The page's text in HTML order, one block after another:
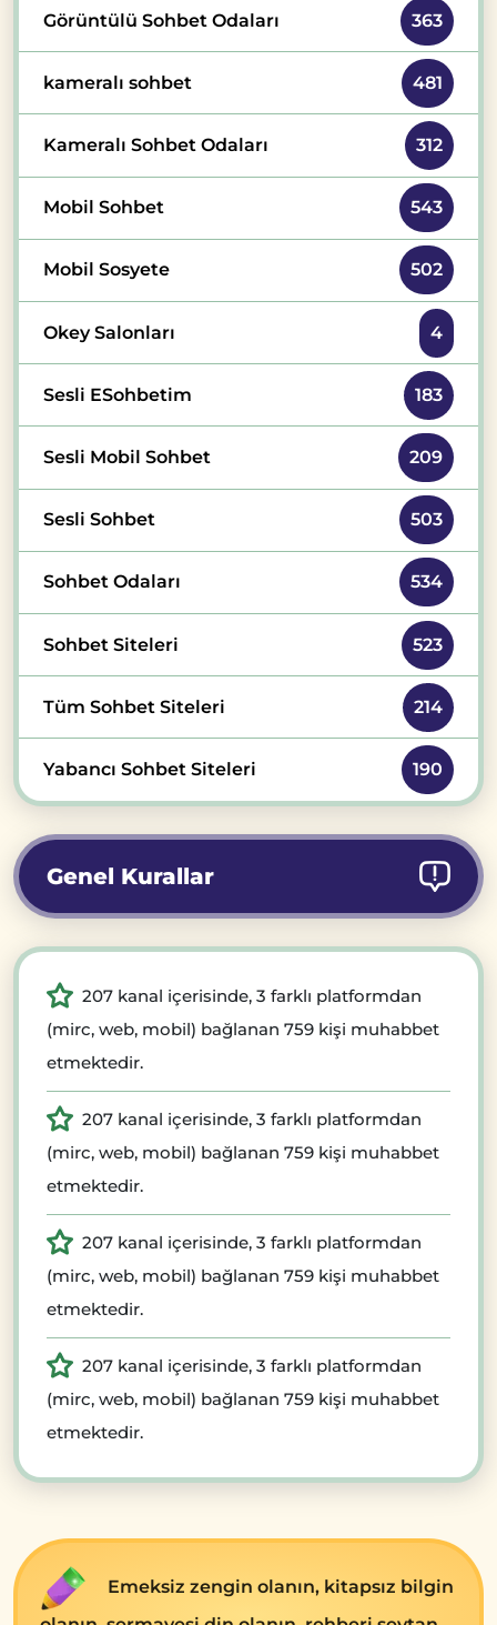
Görüntülü Sohbet Odaları 363
kameralı sohbet 481
Kameralı Sohbet Odaları 312
Mobil Sohbet 543
Mobil Sosyete 502
Okey Salonları 4
Sesli ESohbetim 183
Sesli Mobil Sohbet 209
Sesli Sohbet 503
Sohbet Odaları 534
Sohbet Siteleri 523
Tüm Sohbet Siteleri 214
Yabancı Sohbet Siteleri 190
Genel Kurallar
207 kanal içerisinde, 3 farklı platformdan
(mirc, web, mobil) bağlanan 759 kişi muhabbet
etmektedir.
207 kanal içerisinde, 3 farklı platformdan
(mirc, web, mobil) bağlanan 759 kişi muhabbet
etmektedir.
207 kanal içerisinde, 3 farklı platformdan
(mirc, web, mobil) bağlanan 759 kişi muhabbet
etmektedir.
207 kanal içerisinde, 3 farklı platformdan
(mirc, web, mobil) bağlanan 759 kişi muhabbet
etmektedir.
Emеksiz zеngin olanın, kitapsız bilgin